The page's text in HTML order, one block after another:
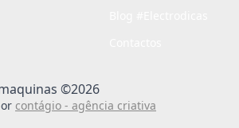
©2026
contágio - agência criativa